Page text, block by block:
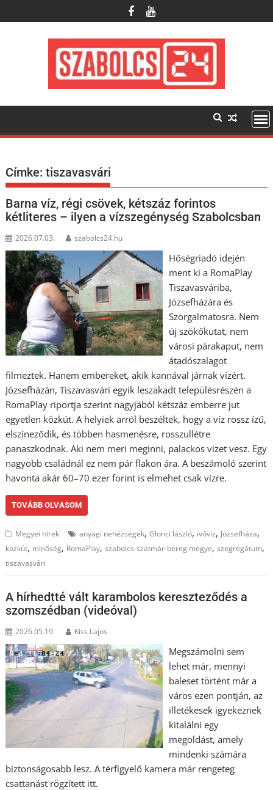
to
Címke:tiszavasvári
Barna víz, régi csövek, kétszáz forintos
kétliteres – ilyen a vízszegénység Szabolcsban
2026.07.03. szabolcs24.hu
Hőségriadó idején
ment ki a RomaPlay
Tiszavasváriba,
Józsefházára és
Szorgalmatosra. Nem
új szökőkutat, nem
városi párakaput, nem
átadószalagot
filmeztek. Hanem embereket, akik kannával járnak vízért.
Józsefházán, Tiszavasvári egyik leszakadt településrészén a
RomaPlay riportja szerint nagyjából kétszáz emberre jut
egyetlen közkút. A helyiek arról beszéltek, hogy a víz rossz ízű,
elszíneződik, és többen hasmenésre, rosszullétre
panaszkodnak. Aki nem meri meginni, palackos vizet vesz. Egy
nagyobb családnál ez nem pár flakon ára. A beszámoló szerint
havonta akár 60–70 ezer forint is elmehet csak vízre.
TOVÁBB OLVASOM
Megyei hírek anyagi nehézségek,Glonci lászló, ivővíz, Józsefháza,
közkút, minőség, RomaPlay,szabolcs-szatmár-bereg megye,szegregátum,
tiszavasvári
A hírhedtté vált karambolos kereszteződés a
szomszédban (videóval)
2026.05.19. Kiss Lajos
Megszámolni sem
lehet már, mennyi
baleset történt már a
város ezen pontján, az
illetékesek igyekeznek
kitalálni egy
megoldást, amely
mindenki számára
biztonságosabb lesz. A térfigyelő kamera már rengeteg
csattanást rögzített itt.